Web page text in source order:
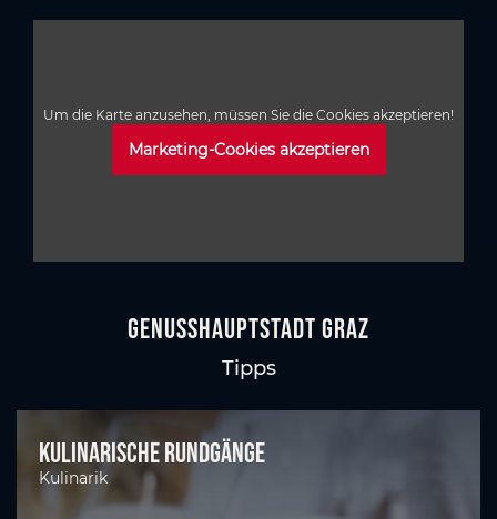
Um die Karte anzusehen, müssen Sie die Cookies akzeptieren!
Marketing-Cookies akzeptieren
GenussHauptstadt Graz
Tipps
Kulinarische Rundgänge
Kulinarik